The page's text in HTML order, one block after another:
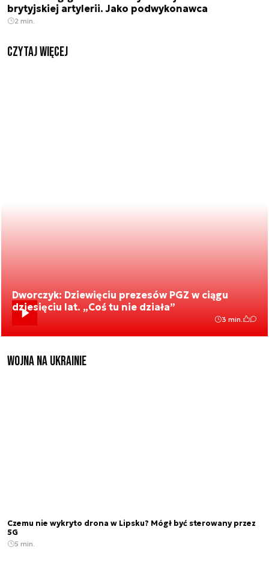
brytyjskiej artylerii. Jako podwykonawca
2 min.
czytaj więcej
Dworczyk: Dziewięciu prezesów PGZ w ciągu
dziesięciu lat. „Coś tu nie działa”
3 min.
Wojna na Ukrainie
Czemu nie wykryto drona w Lipsku? Mógł być sterowany przez
5G
5 min.